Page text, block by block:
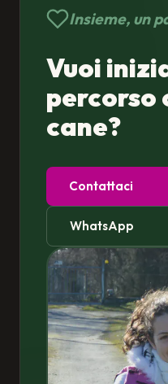
Insieme, un
Vuoi
percorso
cane?
Contattaci
WhatsApp